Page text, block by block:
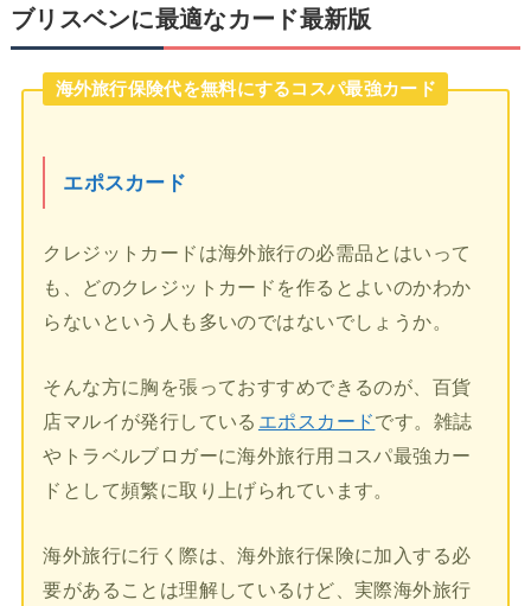
ブリスベンに最適なカード最新版
海外旅行保険代を無料にするコスパ最強カード
エポスカード
クレジットカードは海外旅行の必需品とはいって
も、どのクレジットカードを作るとよいのかわか
らないという人も多いのではないでしょうか。
そんな方に胸を張っておすすめできるのが、百貨
店マルイが発行している エポスカードです。雑誌
やトラベルブロガーに海外旅行用コスパ最強カー
ドとして頻繁に取り上げられています。
海外旅行に行く際は、海外旅行保険に加入する必
要があることは理解しているけど、実際海外旅行